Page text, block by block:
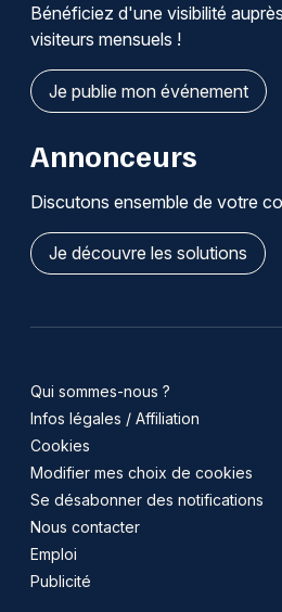
Bénéficiez d'une visibilité
visiteurs mensuels !
Je publie mon événement
Annonceurs
Discutons ensemble de votre
Je découvre les solutions
Qui sommes-nous ?
Infos légales / Affiliation
Cookies
Modifier mes choix de cookies
Se désabonner des notifications
Nous contacter
Emploi
Publicité